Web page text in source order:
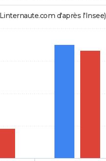
d'après l'Insee)